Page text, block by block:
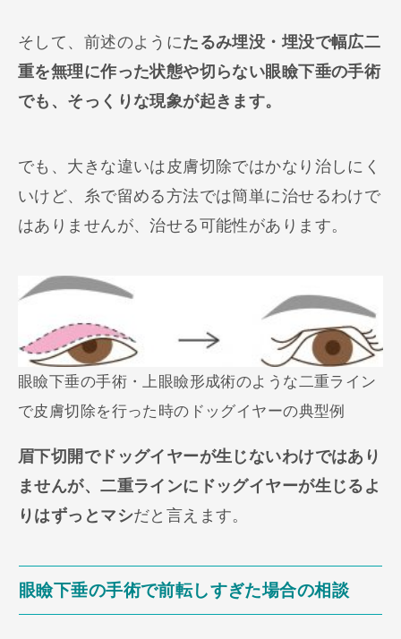
そして、前述のようにたるみ埋没・埋没で幅広二
重を無理に作った状態や切らない眼瞼下垂の手術
でも、そっくりな現象が起きます。
でも、大きな違いは皮膚切除ではかなり治しにく
いけど、糸で留める方法では簡単に治せるわけで
はありませんが、治せる可能性があります。
眼瞼下垂の手術・上眼瞼形成術のような二重ライン
で皮膚切除を行った時のドッグイヤーの典型例
眉下切開でドッグイヤーが生じないわけではあり
ませんが、二重ラインにドッグイヤーが生じるよ
りはずっとマシだと言えます。
眼瞼下垂の手術で前転しすぎた場合の相談